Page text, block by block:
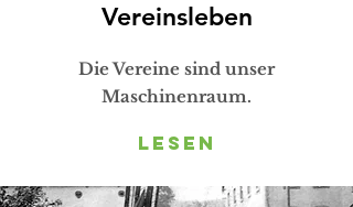
Vereinsleben
Die Vereine sind unser
Maschinenraum.
Lesen